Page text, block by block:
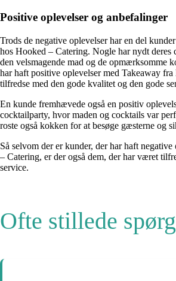
Positive oplevelser og anbefalinger
Trods de negative oplevelser har en del
hos Hooked – Catering. Nogle har nydt deres
den velsmagende mad og de opmærksomme
har haft positive oplevelser med Takeaway
tilfredse med den gode kvalitet og den gode
En kunde fremhævede også en positiv
cocktailparty, hvor maden og cocktails var
roste også kokken for at besøge gæsterne og
Så selvom der er kunder, der har haft
– Catering, er der også dem, der har været
service.
Ofte stillede